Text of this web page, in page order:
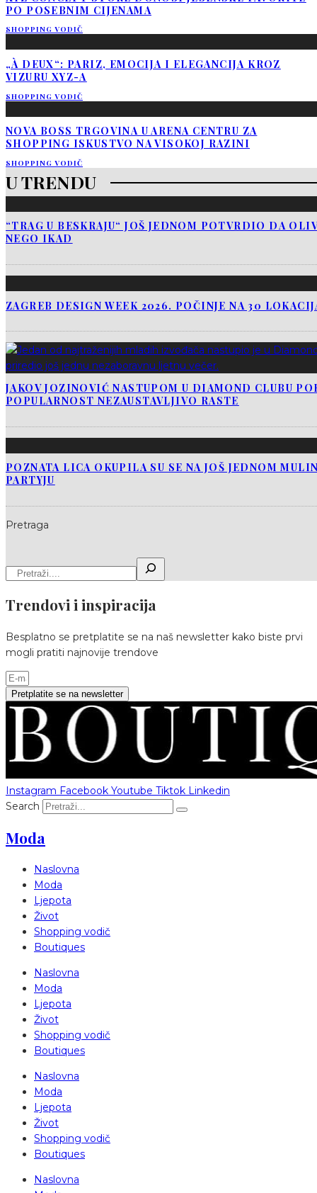
PO POSEBNIM CIJENAMA
SHOPPING VODIČ
„À DEUX“: PARIZ, EMOCIJA I ELEGANCIJA KROZ
VIZURU XYZ-A
SHOPPING VODIČ
NOVA BOSS TRGOVINA U ARENA CENTRU ZA
SHOPPING ISKUSTVO NA VISOKOJ RAZINI
SHOPPING VODIČ
U TRENDU
“TRAG U BESKRAJU“ JOŠ JEDNOM POTVRDIO DA
NEGO IKAD
ZAGREB DESIGN WEEK 2026. POČINJE NA 30
JAKOV JOZINOVIĆ NASTUPOM U DIAMOND CLUBU
POPULARNOST NEZAUSTAVLJIVO RASTE
POZNATA LICA OKUPILA SU SE NA JOŠ JEDNOM
PARTYJU
Pretraga
Trendovi i inspiracija
Besplatno se pretplatite se na naš newsletter kako biste prvi
mogli pratiti najnovije trendove
Pretplatite se na newsletter
Instagram Facebook Youtube Tiktok Linkedin
Search
Moda
Naslovna
Moda
Ljepota
Život
Shopping vodič
Boutiques
Naslovna
Moda
Ljepota
Život
Shopping vodič
Boutiques
Naslovna
Moda
Ljepota
Život
Shopping vodič
Boutiques
Naslovna